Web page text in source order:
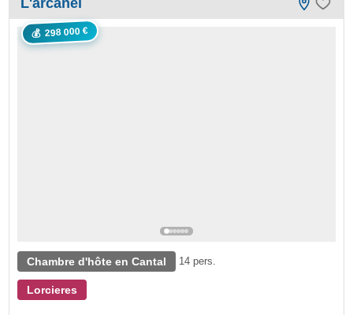
💰 298 000 €
L'arcanel
Chambre d'hôte en Cantal 14 pers.
Lorcieres